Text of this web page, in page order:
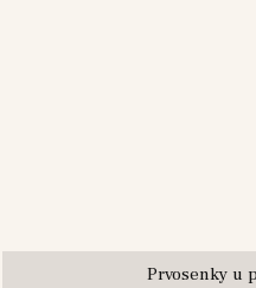
Prvosenky u